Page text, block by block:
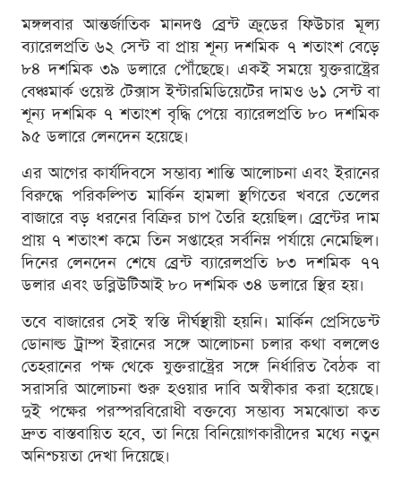
মঙ্গলবার আন্তর্জাতিক মানদণ্ড ব্রেন্ট ক্রুডের ফিউচার মূল্য
ব্যারেলপ্রতি ৬২ সেন্ট বা প্রায় শূন্য দশমিক ৭ শতাংশ বেড়ে
৮৪ দশমিক ৩৯ ডলারে পৌঁছেছে। একই সময়ে যুক্তরাষ্ট্রের
বেঞ্চমার্ক ওয়েস্ট টেক্সাস ইন্টারমিডিয়েটের দামও ৬১ সেন্ট বা
শূন্য দশমিক ৭ শতাংশ বৃদ্ধি পেয়ে ব্যারেলপ্রতি ৮০ দশমিক
৯৫ ডলারে লেনদেন হয়েছে।
এর আগের কার্যদিবসে সম্ভাব্য শান্তি আলোচনা এবং ইরানের
বিরুদ্ধে পরিকল্পিত মার্কিন হামলা স্থগিতের খবরে তেলের
বাজারে বড় ধরনের বিক্রির চাপ তৈরি হয়েছিল। ব্রেন্টের দাম
প্রায় ৭ শতাংশ কমে তিন সপ্তাহের সর্বনিম্ন পর্যায়ে নেমেছিল।
দিনের লেনদেন শেষে ব্রেন্ট ব্যারেলপ্রতি ৮৩ দশমিক ৭৭
ডলার এবং ডব্লিউটিআই ৮০ দশমিক ৩৪ ডলারে স্থির হয়।
তবে বাজারের সেই স্বস্তি দীর্ঘস্থায়ী হয়নি। মার্কিন প্রেসিডেন্ট
ডোনাল্ড ট্রাম্প ইরানের সঙ্গে আলোচনা চলার কথা বললেও
তেহরানের পক্ষ থেকে যুক্তরাষ্ট্রের সঙ্গে নির্ধারিত বৈঠক বা
সরাসরি আলোচনা শুরু হওয়ার দাবি অস্বীকার করা হয়েছে।
দুই পক্ষের পরস্পরবিরোধী বক্তব্যে সম্ভাব্য সমঝোতা কত
দ্রুত বাস্তবায়িত হবে, তা নিয়ে বিনিয়োগকারীদের মধ্যে নতুন
অনিশ্চয়তা দেখা দিয়েছে।